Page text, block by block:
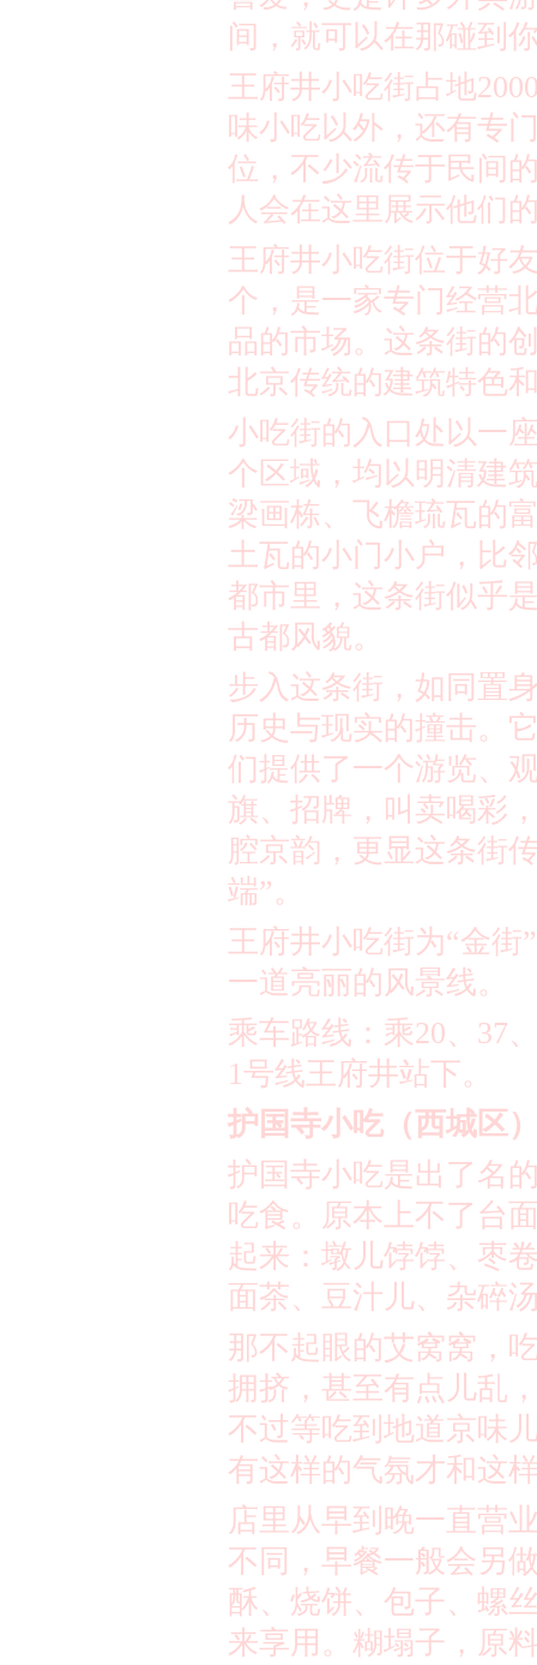
间，就可以在那碰到
王府井小吃街占地
味小吃以外，还有专
位，不少流传于民间
人会在这里展示他们
王府井小吃街位于好
个，是一家专门经营
品的市场。这条街的
北京传统的建筑特色
小吃街的入口处以一
个区域，均以明清建
梁画栋、飞檐琉瓦的
土瓦的小门小户，比
都市里，这条街似乎
古都风貌。
步入这条街，如同置
历史与现实的撞击。
们提供了一个游览、
旗、招牌，叫卖喝彩
腔京韵，更显这条街
端”。
王府井小吃街为“金
一道亮丽的风景线。
乘车路线：乘20、 37
1号线王府井站下。
护国寺小吃（西城区
护国寺小吃是出了名
吃食。原本上不了台
起来：墩儿饽饽、枣
面茶、豆汁儿、杂碎
那不起眼的艾窝窝，
拥挤，甚至有点儿乱
不过等吃到地道京味
有这样的气氛才和这
店里从早到晚一直营
不同，早餐一般会另
酥、烧饼、包子、螺
来享用。糊塌子，原